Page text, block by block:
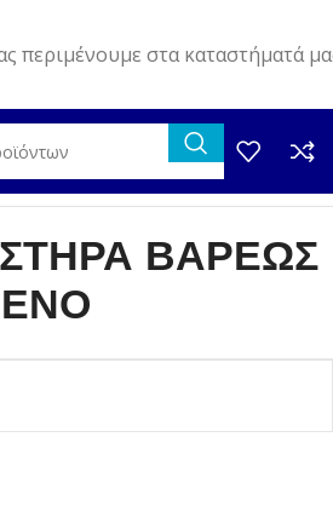
περιμένουμε στα καταστήματά
ΒΑΡΕΩΣ